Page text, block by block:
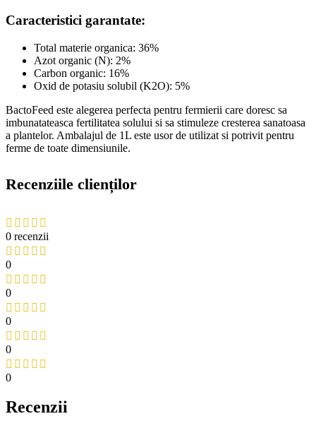
Caracteristici garantate:
Total materie organica: 36%
Azot organic (N): 2%
Carbon organic: 16%
Oxid de potasiu solubil (K2O): 5%
BactoFeed este alegerea perfecta pentru fermierii care doresc sa
imbunatateasca fertilitatea solului si sa stimuleze cresterea sanatoasa
a plantelor. Ambalajul de 1L este usor de utilizat si potrivit pentru
ferme de toate dimensiunile.
Recenziile clienților
0 recenzii
0
0
0
0
0
Recenzii